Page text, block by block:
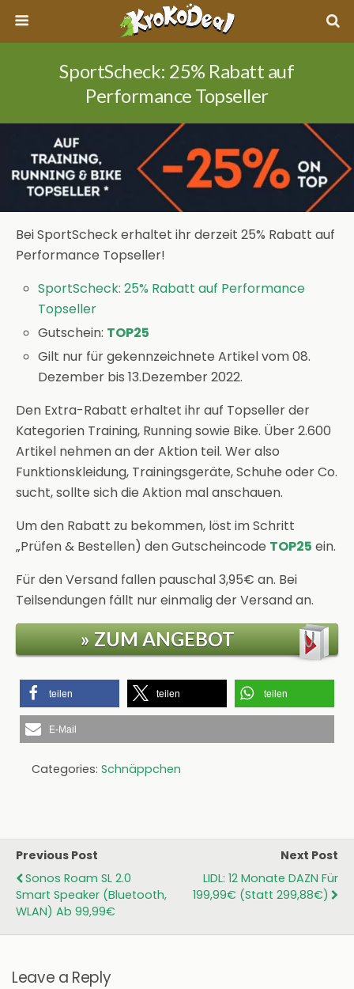
SportScheck: 25% Rabatt auf
Performance Topseller
Bei SportScheck erhaltet ihr derzeit 25% Rabatt auf
Performance Topseller!
SportScheck: 25% Rabatt auf Performance
Topseller
Gutschein: TOP25
Gilt nur für gekennzeichnete Artikel vom 08.
Dezember bis 13.Dezember 2022.
Den Extra-Rabatt erhaltet ihr auf Topseller der
Kategorien Training, Running sowie Bike. Über 2.600
Artikel nehmen an der Aktion teil. Wer also
Funktionskleidung, Trainingsgeräte, Schuhe oder Co.
sucht, sollte sich die Aktion mal anschauen.
Um den Rabatt zu bekommen, löst im Schritt
„Prüfen & Bestellen) den Gutscheincode TOP25 ein.
Für den Versand fallen pauschal 3,95€ an. Bei
Teilsendungen fällt nur einmalig der Versand an.
» ZUM ANGEBOT
teilen teilen teilen
E-Mail
Categories: Schnäppchen
Previous Post
Sonos Roam SL 2.0
Smart Speaker (Bluetooth,
WLAN) Ab 99,99€
Next Post
LIDL: 12 Monate DAZN Für
199,99€ (statt 299,88€)
Leave a Reply